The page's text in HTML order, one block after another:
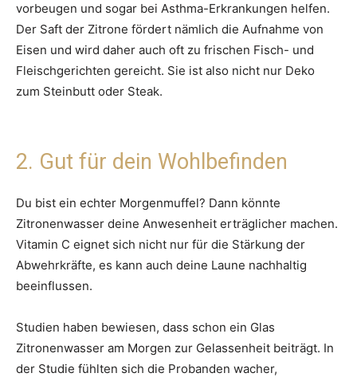
vorbeugen und sogar bei Asthma-Erkrankungen helfen.
Der Saft der Zitrone fördert nämlich die Aufnahme von
Eisen und wird daher auch oft zu frischen Fisch- und
Fleischgerichten gereicht. Sie ist also nicht nur Deko
zum Steinbutt oder Steak.
2. Gut für dein Wohlbefinden
Du bist ein echter Morgenmuffel? Dann könnte
Zitronenwasser deine Anwesenheit erträglicher machen.
Vitamin C eignet sich nicht nur für die Stärkung der
Abwehrkräfte, es kann auch deine Laune nachhaltig
beeinflussen.
Studien haben bewiesen, dass schon ein Glas
Zitronenwasser am Morgen zur Gelassenheit beiträgt. In
der Studie fühlten sich die Probanden wacher,